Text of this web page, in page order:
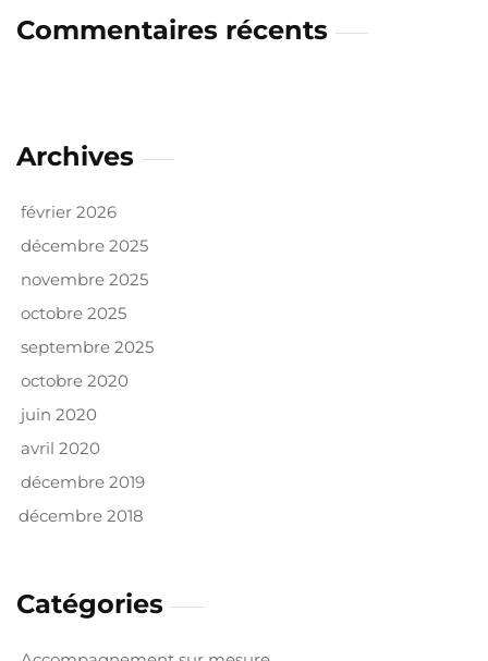
Commentaires récents
Archives
février 2026
décembre 2025
novembre 2025
octobre 2025
septembre 2025
octobre 2020
juin 2020
avril 2020
décembre 2019
décembre 2018
Catégories